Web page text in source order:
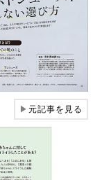
▶元記事を見る